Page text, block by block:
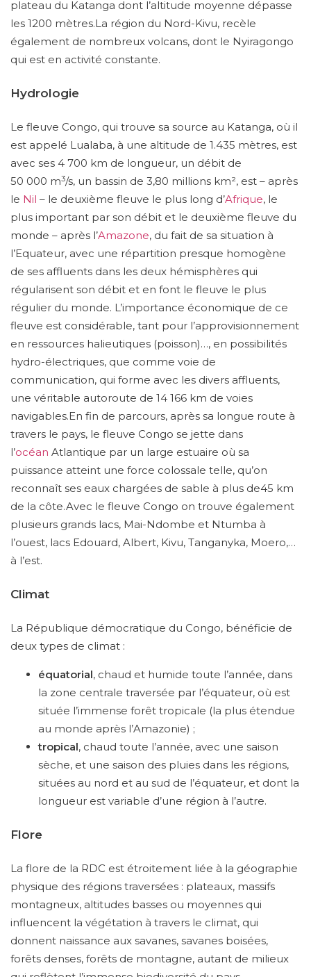
plateau du Katanga dont l’altitude moyenne dépasse
les 1200 mètres.La région du Nord-Kivu, recèle
également de nombreux volcans, dont le Nyiragongo
qui est en activité constante.
Hydrologie
Le fleuve Congo, qui trouve sa source au Katanga, où il
est appelé Lualaba, à une altitude de 1.435 mètres, est
avec ses 4 700 km de longueur, un débit de
50 000 m3/s, un bassin de 3,80 millions km², est – après
le Nil – le deuxième fleuve le plus long d’Afrique, le
plus important par son débit et le deuxième fleuve du
monde – après l’Amazone, du fait de sa situation à
l’Equateur, avec une répartition presque homogène
de ses affluents dans les deux hémisphères qui
régularisent son débit et en font le fleuve le plus
régulier du monde. L’importance économique de ce
fleuve est considérable, tant pour l’approvisionnement
en ressources halieutiques (poisson)…, en possibilités
hydro-électriques, que comme voie de
communication, qui forme avec les divers affluents,
une véritable autoroute de 14 166 km de voies
navigables.En fin de parcours, après sa longue route à
travers le pays, le fleuve Congo se jette dans
l’océan Atlantique par un large estuaire où sa
puissance atteint une force colossale telle, qu’on
reconnaît ses eaux chargées de sable à plus de45 km
de la côte.Avec le fleuve Congo on trouve également
plusieurs grands lacs, Mai-Ndombe et Ntumba à
l’ouest, lacs Edouard, Albert, Kivu, Tanganyka, Moero,…
à l’est.
Climat
La République démocratique du Congo, bénéficie de
deux types de climat :
équatorial, chaud et humide toute l’année, dans
la zone centrale traversée par l’équateur, où est
située l’immense forêt tropicale (la plus étendue
au monde après l’Amazonie) ;
tropical, chaud toute l’année, avec une saison
sèche, et une saison des pluies dans les régions,
situées au nord et au sud de l’équateur, et dont la
longueur est variable d’une région à l’autre.
Flore
La flore de la RDC est étroitement liée à la géographie
physique des régions traversées : plateaux, massifs
montagneux, altitudes basses ou moyennes qui
influencent la végétation à travers le climat, qui
donnent naissance aux savanes, savanes boisées,
forêts denses, forêts de montagne, autant de milieux